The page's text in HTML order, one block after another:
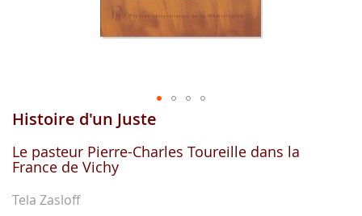
Skip
the
beginning
the
Histoire d'un Juste
Le pasteur Pierre-Charles Toureille dans la
France de Vichy
Tela Zasloff